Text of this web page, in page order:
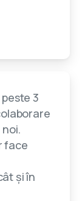
3
face
și în